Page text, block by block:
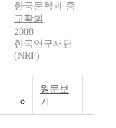
한국문학과 종
교확회
2008
한국연구재단
(NRF)
원문보
기